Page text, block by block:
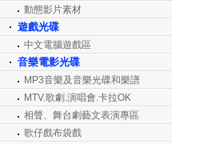
動態影片素材
遊戲光碟
中文電腦遊戲區
音樂電影光碟
MP3音樂及音樂光碟和樂譜
MTV.歌劇.演唱會.卡拉OK
相聲、舞台劇藝文表演專區
歌仔戲布袋戲